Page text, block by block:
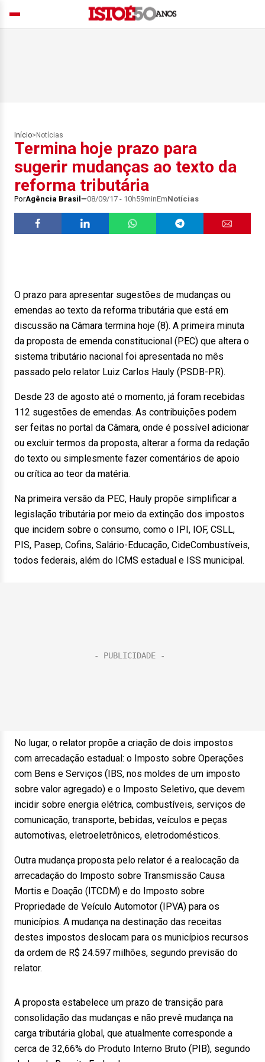
Início> Notícias
Termina hoje prazo para
sugerir mudanças ao texto da
reforma tributária
PorAgência Brasil 08/09/17 - 10h59minEmNotícias
O prazo para apresentar sugestões de mudanças ou
emendas ao texto da reforma tributária que está em
discussão na Câmara termina hoje (8). A primeira minuta
da proposta de emenda constitucional (PEC) que altera o
sistema tributário nacional foi apresentada no mês
passado pelo relator Luiz Carlos Hauly (PSDB-PR).
Desde 23 de agosto até o momento, já foram recebidas
112 sugestões de emendas. As contribuições podem
ser feitas no portal da Câmara, onde é possível adicionar
ou excluir termos da proposta, alterar a forma da redação
do texto ou simplesmente fazer comentários de apoio
ou crítica ao teor da matéria.
Na primeira versão da PEC, Hauly propõe simplificar a
legislação tributária por meio da extinção dos impostos
que incidem sobre o consumo, como o IPI, IOF, CSLL,
PIS, Pasep, Cofins, Salário-Educação, CideCombustíveis,
todos federais, além do ICMS estadual e ISS municipal.
No lugar, o relator propõe a criação de dois impostos
com arrecadação estadual: o Imposto sobre Operações
com Bens e Serviços (IBS, nos moldes de um imposto
sobre valor agregado) e o Imposto Seletivo, que devem
incidir sobre energia elétrica, combustíveis, serviços de
comunicação, transporte, bebidas, veículos e peças
automotivas, eletroeletrônicos, eletrodomésticos.
Outra mudança proposta pelo relator é a realocação da
arrecadação do Imposto sobre Transmissão Causa
Mortis e Doação (ITCDM) e do Imposto sobre
Propriedade de Veículo Automotor (IPVA) para os
municípios. A mudança na destinação das receitas
destes impostos deslocam para os municípios recursos
da ordem de R$ 24.597 milhões, segundo previsão do
relator.
A proposta estabelece um prazo de transição para
consolidação das mudanças e não prevê mudança na
carga tributária global, que atualmente corresponde a
cerca de 32,66% do Produto Interno Bruto (PIB), segundo